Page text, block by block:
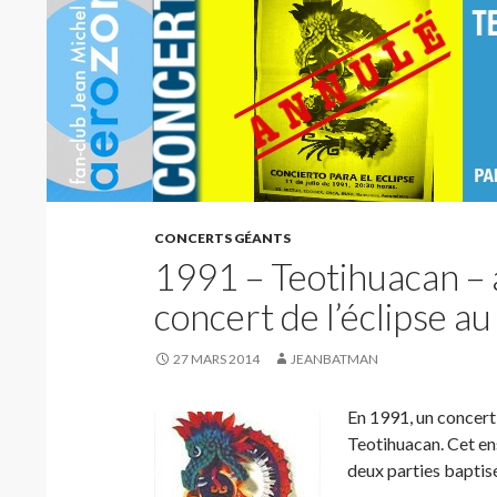
CONCERTS GÉANTS
1991 – Teotihuacan
concert de l’éclipse
27 MARS 2014 JEANBATMAN
En 1991, un
Teotihuacan. Cet
deux parties